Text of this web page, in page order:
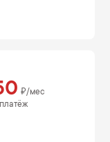
₽/мес